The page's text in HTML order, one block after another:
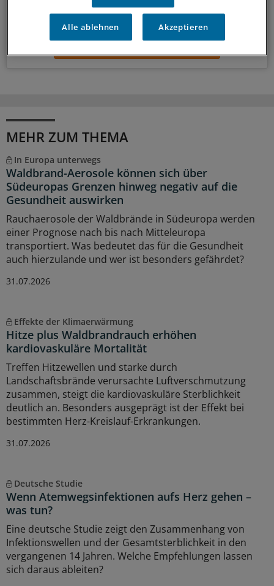
alle 2 Wochen (Freitag)
MEHR ZUM THEMA
In Europa unterwegs
Waldbrand-Aerosole können sich über
Südeuropas Grenzen hinweg negativ auf die
Gesundheit auswirken
Rauchaerosole der Waldbrände in Südeuropa werden
einer Prognose nach bis nach Mitteleuropa
transportiert. Was bedeutet das für die Gesundheit
auch hierzulande und wer ist besonders gefährdet?
31.07.2026
Effekte der Klimaerwärmung
Hitze plus Waldbrandrauch erhöhen
kardiovaskuläre Mortalität
Treffen Hitzewellen und starke durch
Landschaftsbrände verursachte Luftverschmutzung
zusammen, steigt die kardiovaskuläre Sterblichkeit
deutlich an. Besonders ausgeprägt ist der Effekt bei
bestimmten Herz-Kreislauf-Erkrankungen.
31.07.2026
Deutsche Studie
Wenn Atemwegsinfektionen aufs Herz gehen –
was tun?
Eine deutsche Studie zeigt den Zusammenhang von
Infektionswellen und der Gesamtsterblichkeit in den
vergangenen 14 Jahren. Welche Empfehlungen lassen
sich daraus ableiten?
Alle ablehnen Akzeptieren